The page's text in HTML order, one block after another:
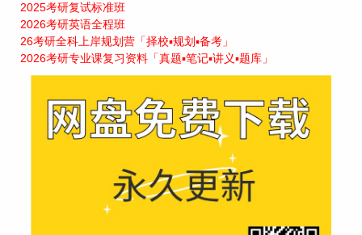
2025考研复试标准班
2026考研英语全程班
26考研全科上岸规划营「择校▪规划▪备考」
2026考研专业课复习资料「真题▪笔记▪讲义▪题库」